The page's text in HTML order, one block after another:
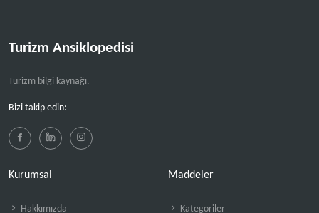
Turizm Ansiklopedisi
Turizm bilgi kaynağı.
Bizi takip edin:
Kurumsal
Hakkımızda
Maddeler
Kategoriler